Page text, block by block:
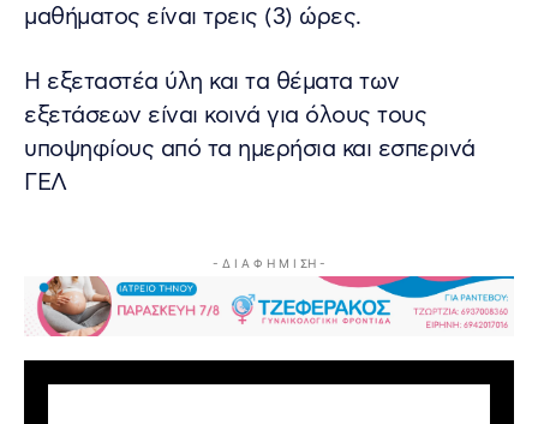
μαθήματος είναι τρεις (3) ώρες.
Η εξεταστέα ύλη και τα θέματα των
εξετάσεων είναι κοινά για όλους τους
υποψηφίους από τα ημερήσια και εσπερινά
ΓΕΛ
- Δ Ι Α Φ Η Μ Ι ΣΗ -